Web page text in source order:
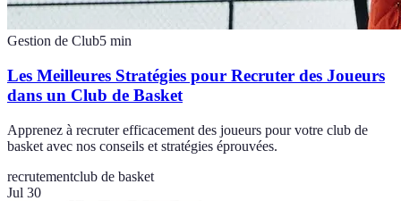
Gestion de Club5 min
Les Meilleures Stratégies pour Recruter des Joueurs
dans un Club de Basket
Apprenez à recruter efficacement des joueurs pour votre club de
basket avec nos conseils et stratégies éprouvées.
recrutementclub de basket
Jul 30